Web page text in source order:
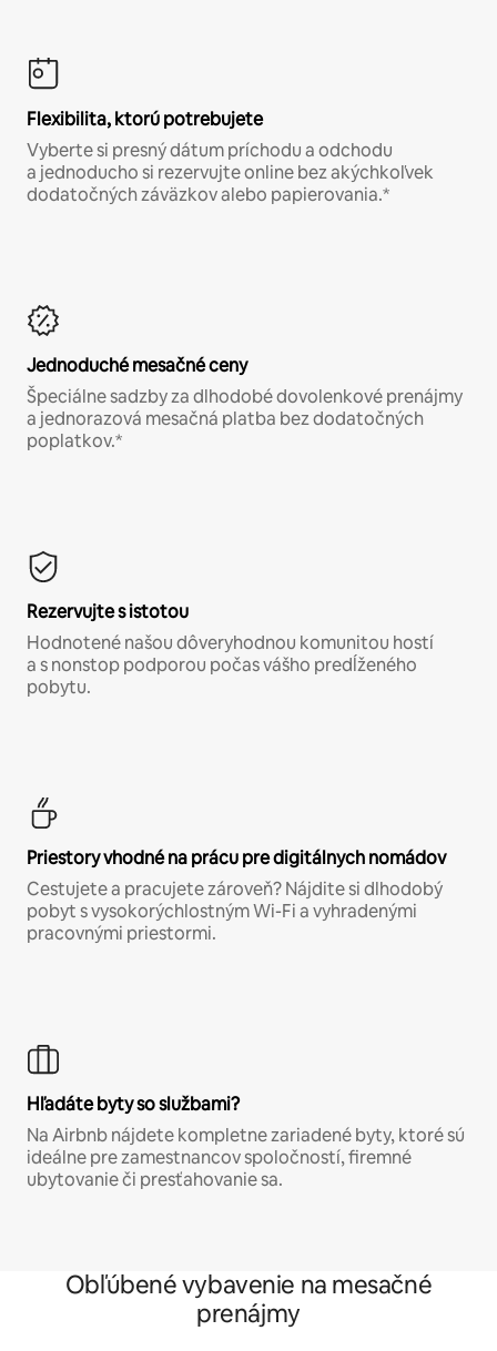
Flexibilita, ktorú potrebujete
Vyberte si presný dátum príchodu a odchodu
a jednoducho si rezervujte online bez akýchkoľvek
dodatočných záväzkov alebo papierovania.*
Jednoduché mesačné ceny
Špeciálne sadzby za dlhodobé dovolenkové prenájmy
a jednorazová mesačná platba bez dodatočných
poplatkov.*
Rezervujte s istotou
Hodnotené našou dôveryhodnou komunitou hostí
a s nonstop podporou počas vášho predĺženého
pobytu.
Priestory vhodné na prácu pre digitálnych nomádov
Cestujete a pracujete zároveň? Nájdite si dlhodobý
pobyt s vysokorýchlostným Wi-Fi a vyhradenými
pracovnými priestormi.
Hľadáte byty so službami?
Na Airbnb nájdete kompletne zariadené byty, ktoré sú
ideálne pre zamestnancov spoločností, firemné
ubytovanie či presťahovanie sa.
Obľúbené vybavenie na mesačné
prenájmy